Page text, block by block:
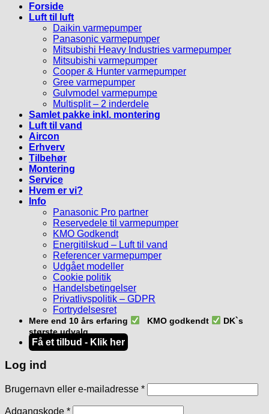
Forside
Luft til luft
Daikin varmepumper
Panasonic varmepumper
Mitsubishi Heavy Industries varmepumper
Mitsubishi varmepumper
Cooper & Hunter varmepumper
Gree varmepumper
Gulvmodel varmepumpe
Multisplit – 2 inderdele
Samlet pakke inkl. montering
Luft til vand
Aircon
Erhverv
Tilbehør
Montering
Service
Hvem er vi?
Info
Panasonic Pro partner
Reservedele til varmepumper
KMO Godkendt
Energitilskud – Luft til vand
Referencer varmepumper
Udgået modeller
Cookie politik
Handelsbetingelser
Privatlivspolitik – GDPR
Fortrydelsesret
Mere end 10 års erfaring KMO godkendt
DK`s
største udvalg
Få et tilbud - Klik her
Log ind
Brugernavn eller e-mailadresse *Påkrævet
Adgangskode *Påkrævet